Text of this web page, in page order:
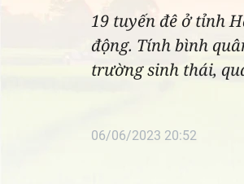
19 tuyến đê ở tỉnh
động. Tính bình
trường sinh thái,
06/06/2023 20:52